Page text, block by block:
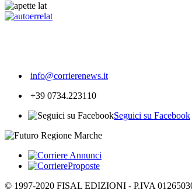
info@corrierenews.it
+39 0734.223110
Seguici su Facebook
© 1997-2020 FISAL EDIZIONI - P.IVA